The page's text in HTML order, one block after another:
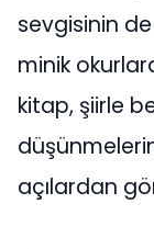
sevgisinin
minik
kitap, şiirle
açılardan